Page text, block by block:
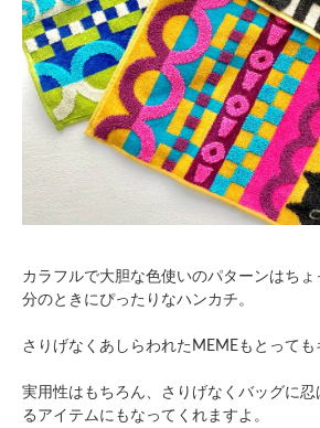
カラフルで大胆な色使いのパターンはち
分のときにぴったりなハンカチ。
さりげなくあしらわれたMEMEもとっても
実用性はもちろん、さりげなくバッグに
るアイテムにもなってくれますよ。